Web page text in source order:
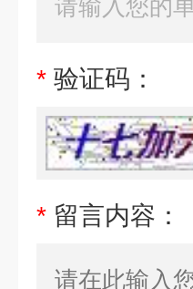
* 验证码：
* 留言内容：